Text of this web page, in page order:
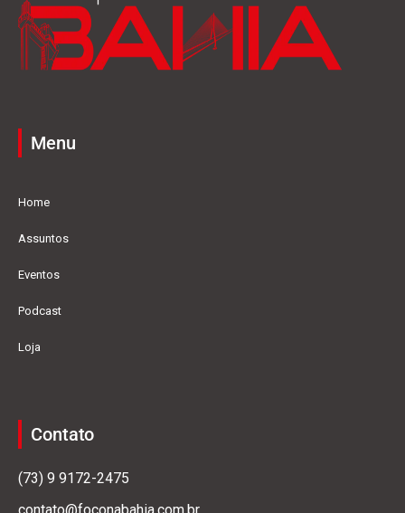
Menu
Home
Assuntos
Eventos
Podcast
Loja
Contato
(73) 9 9172-2475